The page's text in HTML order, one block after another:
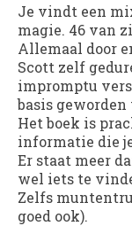
Je vindt een
magie. 46 van
Allemaal door
Scott zelf
impromptu
basis geworden
Het boek is
informatie die
Er staat meer
wel iets te
Zelfs
goed ook).